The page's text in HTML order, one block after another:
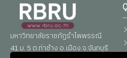
มหาวิทยาลัยราชภัฏรำไพพรรณี
41 ม. 5 ต.ท่าช้าง อ.เมือง จ.จันทบุรี